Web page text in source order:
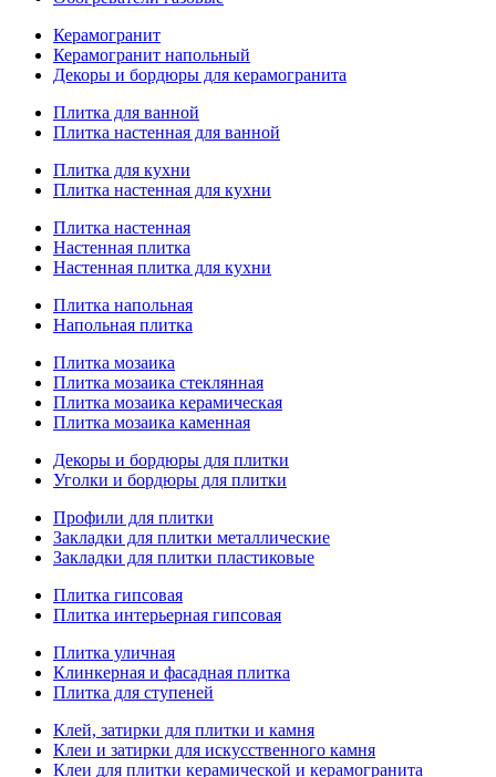
Керамогранит
Керамогранит напольный
Декоры и бордюры для керамогранита
Плитка для ванной
Плитка настенная для ванной
Плитка для кухни
Плитка настенная для кухни
Плитка настенная
Настенная плитка
Настенная плитка для кухни
Плитка напольная
Напольная плитка
Плитка мозаика
Плитка мозаика стеклянная
Плитка мозаика керамическая
Плитка мозаика каменная
Декоры и бордюры для плитки
Уголки и бордюры для плитки
Профили для плитки
Закладки для плитки металлические
Закладки для плитки пластиковые
Плитка гипсовая
Плитка интерьерная гипсовая
Плитка уличная
Клинкерная и фасадная плитка
Плитка для ступеней
Клей, затирки для плитки и камня
Клеи и затирки для искусственного камня
Клеи для плитки керамической и керамогранита